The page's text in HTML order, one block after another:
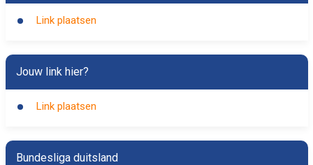
Link plaatsen
Jouw link hier?
Link plaatsen
Bundesliga duitsland